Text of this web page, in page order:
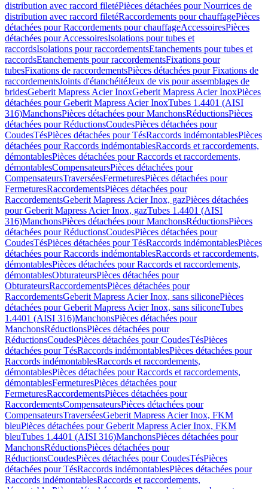
distribution avec raccord filetéPièces détachées pour Nourrices de
distribution avec raccord filetéRaccordements pour chauffagePièces
détachées pour Raccordements pour chauffageAccessoiresPièces
détachées pour AccessoiresIsolations pour tubes et
raccordsIsolations pour raccordementsEtanchements pour tubes et
raccordsEtanchements pour raccordementsFixations pour
tubesFixations de raccordementsPièces détachées pour Fixations de
raccordementsJoints d'étanchéitéJeux de vis pour assemblages de
bridesGeberit Mapress Acier InoxGeberit Mapress Acier InoxPièces
détachées pour Geberit Mapress Acier InoxTubes 1.4401 (AISI
316)ManchonsPièces détachées pour ManchonsRéductionsPièces
détachées pour RéductionsCoudesPièces détachées pour
CoudesTésPièces détachées pour TésRaccords indémontablesPièces
détachées pour Raccords indémontablesRaccords et raccordements,
démontablesPièces détachées pour Raccords et raccordements,
démontablesCompensateursPièces détachées pour
CompensateursTraverséesFermeturesPièces détachées pour
FermeturesRaccordementsPièces détachées pour
RaccordementsGeberit Mapress Acier Inox, gazPièces détachées
pour Geberit Mapress Acier Inox, gazTubes 1.4401 (AISI
316)ManchonsPièces détachées pour ManchonsRéductionsPièces
détachées pour RéductionsCoudesPièces détachées pour
CoudesTésPièces détachées pour TésRaccords indémontablesPièces
détachées pour Raccords indémontablesRaccords et raccordements,
démontablesPièces détachées pour Raccords et raccordements,
démontablesObturateursPièces détachées pour
ObturateursRaccordementsPièces détachées pour
RaccordementsGeberit Mapress Acier Inox, sans siliconePièces
détachées pour Geberit Mapress Acier Inox, sans siliconeTubes
1.4401 (AISI 316)ManchonsPièces détachées pour
ManchonsRéductionsPièces détachées pour
RéductionsCoudesPièces détachées pour CoudesTésPièces
détachées pour TésRaccords indémontablesPièces détachées pour
Raccords indémontablesRaccords et raccordements,
démontablesPièces détachées pour Raccords et raccordements,
démontablesFermeturesPièces détachées pour
FermeturesRaccordementsPièces détachées pour
RaccordementsCompensateursPièces détachées pour
CompensateursTraverséesGeberit Mapress Acier Inox, FKM
bleuPièces détachées pour Geberit Mapress Acier Inox, FKM
bleuTubes 1.4401 (AISI 316)ManchonsPièces détachées pour
ManchonsRéductionsPièces détachées pour
RéductionsCoudesPièces détachées pour CoudesTésPièces
détachées pour TésRaccords indémontablesPièces détachées pour
Raccords indémontablesRaccords et raccordements,